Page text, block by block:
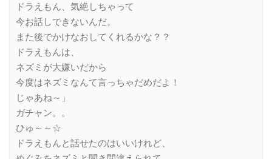
ドラえもん、気絶しちゃって
今お話しできないんだ。
また後でかけなおしてくれるかな？？
ドラえもんは、
ネズミが大嫌いだから
今度はネズミなんて言っちゃだめだよ！
じゃあね～」
ガチャン。。
ひゅ～～☆
ドラえもんと話せたのはいいけれど、